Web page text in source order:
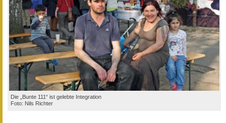
Die „Bunte 111“ ist gelebte Integration
Foto: Nils Richter